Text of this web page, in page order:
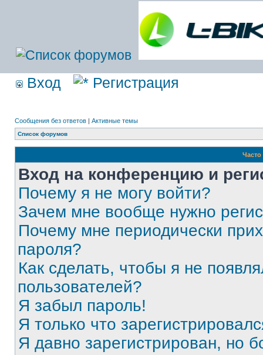
Вход Регистрация
Сообщения без ответов | Активные темы
Список форумов
Вход на конференцию и
Почему я не могу войти?
Зачем мне вообще нужно
Почему мне периодически
пароля?
Как сделать, чтобы я не
пользователей?
Я забыл пароль!
Я только что
Я давно зарегистрирован, но